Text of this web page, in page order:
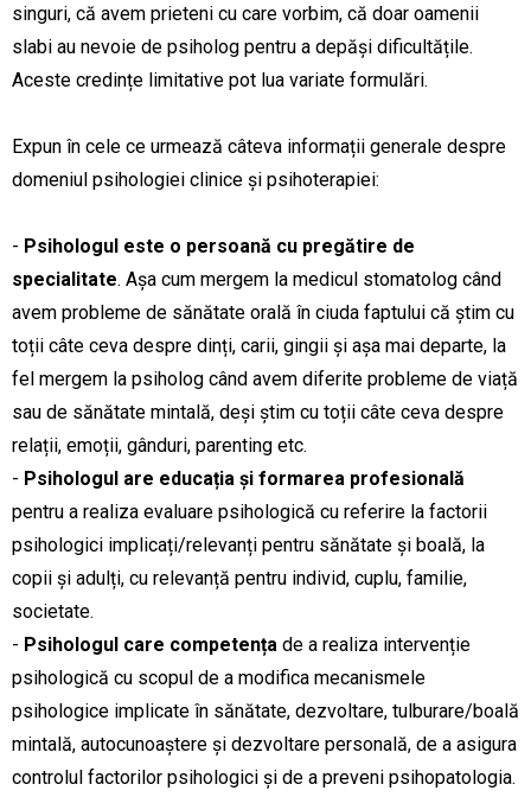
singuri, că avem prieteni cu care vorbim, că doar oamenii
slabi au nevoie de psiholog pentru a depăși dificultățile.
Aceste credințe limitative pot lua variate formulări.
Expun în cele ce urmează câteva informații generale despre
domeniul psihologiei clinice și psihoterapiei:
- Psihologul este o persoană cu pregătire de
specialitate. Așa cum mergem la medicul stomatolog când
avem probleme de sănătate orală în ciuda faptului că știm cu
toții câte ceva despre dinți, carii, gingii și așa mai departe, la
fel mergem la psiholog când avem diferite probleme de viață
sau de sănătate mintală, deși știm cu toții câte ceva despre
relații, emoții, gânduri, parenting etc.
- Psihologul are educația și formarea profesională
pentru a realiza evaluare psihologică cu referire la factorii
psihologici implicați/relevanți pentru sănătate și boală, la
copii și adulți, cu relevanță pentru individ, cuplu, familie,
societate.
- Psihologul care competența de a realiza intervenție
psihologică cu scopul de a modifica mecanismele
psihologice implicate în sănătate, dezvoltare, tulburare/boală
mintală, autocunoaștere și dezvoltare personală, de a asigura
controlul factorilor psihologici și de a preveni psihopatologia.